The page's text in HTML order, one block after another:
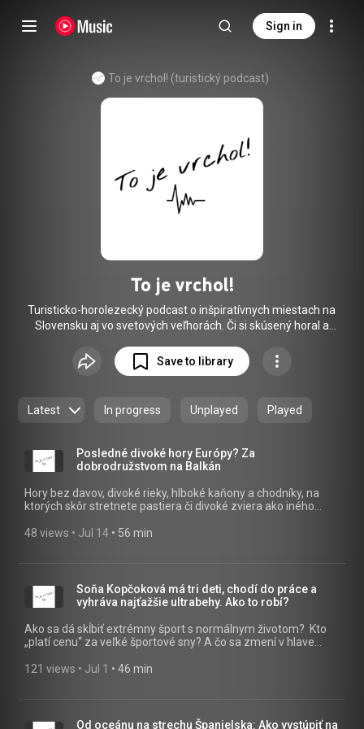
Sign in
To je vrchol! (turistický podcast)
To je vrchol!
Turisticko-horolezecký podcast o inšpiratívnych miestach na
Slovensku aj vo svetových veľhorách. Či si skúsený horal a
potrebuje poradiť s výstrojom či tréningom, alebo
kaviarenský povaľač, čo si rád vypočuje príbehy z najkrajších
dnes aj vďaka nám objavíš ten ideálny vrchol pre seba.
Save to library
Latest In progress Unplayed Played
Posledné divoké hory Európy? Za
dobrodružstvom na Balkán
Hory bez davov, divoké rieky, hlboké kaňony a chodníky, na
ktorých skôr stretnete pastiera či divoké zviera ako iného
Hercegoviny, Čiernej Hory a Chorvátska. Vystúpime na
najhlbších kaňonov v Európe, navštívime vodopády a
ukážeme vám Balkán, ktorý je poriadne ďaleko od
preplnených pláží a rezortov. Ak hľadáte skutočné horské
dobrodružstvo stále relatívne blízko od Slovenska, tento diel
je pre vás. Vypočujte si viac:
48 views • Jul 14 • 56 min
Soňa Kopčoková má tri deti, chodí do práce a
vyhráva najťažšie ultrabehy. Ako to robí?
Ako sa dá skĺbiť extrémny šport s normálnym životom? Kto
„platí cenu“ za veľké športové sny? A čo sa zmení v hlave
najlepšou Slovenskou ultrabežkyňou hovoríme o vine, únave,
Vypočujte si viac:
121 views • Jul 1 • 46 min
Od oceánu na strechu Španielska: Ako vystúpiť na